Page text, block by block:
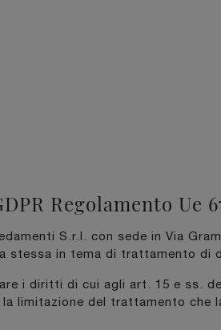
Regolamento Ue
S.r.l. con sede in Via
stessa in tema di trattamento
i diritti di cui agli art. 15 e ss.
limitazione del trattamento